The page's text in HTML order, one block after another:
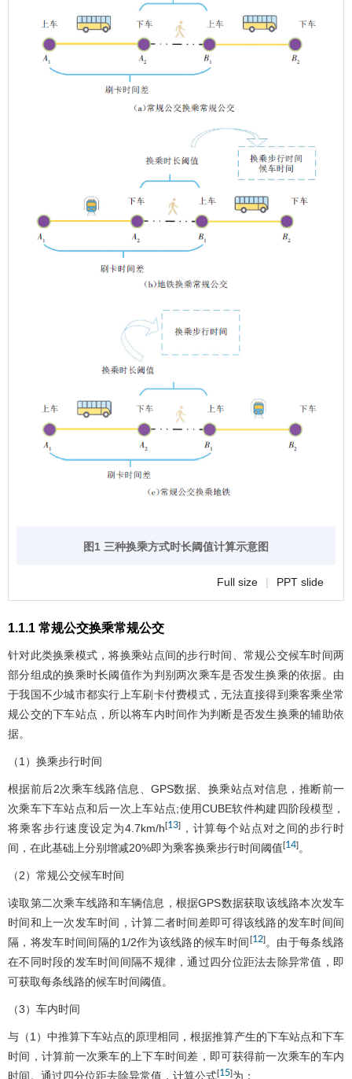
图1 三种换乘方式时长阈值计算示意图
Full size | PPT slide
1.1.1 常规公交换乘常规公交
针对此类换乘模式，将换乘站点间的步行时间、常规公交候车时间两
部分组成的换乘时长阈值作为判别两次乘车是否发生换乘的依据。由
于我国不少城市都实行上车刷卡付费模式，无法直接得到乘客乘坐常
规公交的下车站点，所以将车内时间作为判断是否发生换乘的辅助依
据。
（1）换乘步行时间
根据前后2次乘车线路信息、GPS数据、换乘站点对信息，推断前一
次乘车下车站点和后一次上车站点;使用CUBE软件构建四阶段模型，
将乘客步行速度设定为4.7km/h[13]，计算每个站点对之间的步行时
间，在此基础上分别增减20%即为乘客换乘步行时间阈值[14]。
（2）常规公交候车时间
读取第二次乘车线路和车辆信息，根据GPS数据获取该线路本次发车
时间和上一次发车时间，计算二者时间差即可得该线路的发车时间间
隔，将发车时间间隔的1/2作为该线路的候车时间[12]。由于每条线路
在不同时段的发车时间间隔不规律，通过四分位距法去除异常值，即
可获取每条线路的候车时间阈值。
（3）车内时间
与（1）中推算下车站点的原理相同，根据推算产生的下车站点和下车
时间，计算前一次乘车的上下车时间差，即可获得前一次乘车的车内
时间。通过四分位距去除异常值，计算公式[15]为：